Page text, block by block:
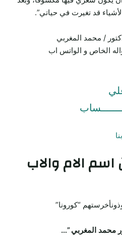
قد تغيرت في حياتي”.
/ محمد المغربي
الخاص و الواتس اب
اسم الام والاب
“كورونا”
محمد المغربي ”…